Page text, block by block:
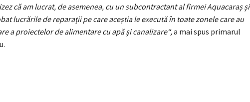
că am lucrat, de asemenea, cu un subcontractant al firmei Aquacaraș și
lucrările de reparații pe care aceștia le execută în toate zonele care au
a proiectelor de alimentare cu apă și canalizare“,a mai spus primarul